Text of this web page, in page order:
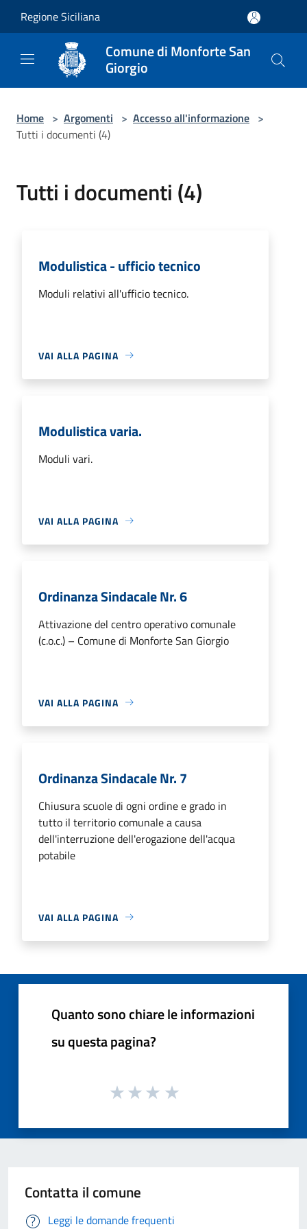
Regione Siciliana
Comune di Monforte San
Giorgio
Home > Argomenti > Accesso all'informazione >
Tutti i documenti (4)
Tutti i documenti (4)
Modulistica - ufficio tecnico
Moduli relativi all'ufficio tecnico.
VAI ALLA PAGINA
Modulistica varia.
Moduli vari.
VAI ALLA PAGINA
Ordinanza Sindacale Nr. 6
Attivazione del centro operativo comunale
(c.o.c.) – Comune di Monforte San Giorgio
VAI ALLA PAGINA
Ordinanza Sindacale Nr. 7
Chiusura scuole di ogni ordine e grado in
tutto il territorio comunale a causa
dell'interruzione dell'erogazione dell'acqua
potabile
VAI ALLA PAGINA
Quanto sono chiare le informazioni
su questa pagina?
Contatta il comune
Leggi le domande frequenti